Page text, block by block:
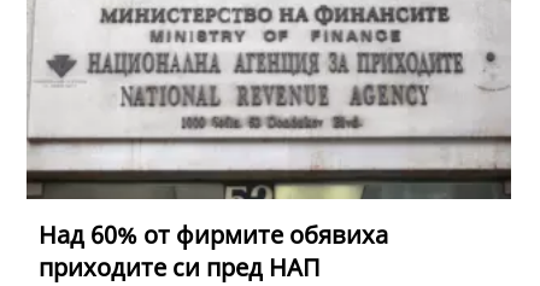
Над 60% от фирмите обявиха
приходите си пред НАП